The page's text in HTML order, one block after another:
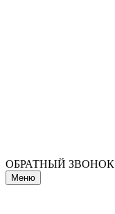
ОБРАТНЫЙ ЗВОНОК
Меню